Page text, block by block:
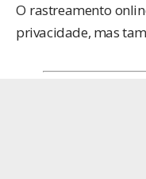
O rastreamento
privacidade, mas